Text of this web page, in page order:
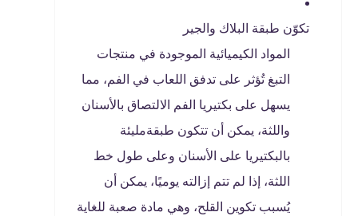
تكوّن طبقة البلاك والجير
المواد الكيميائية الموجودة في منتجات
التبغ تُؤثر على تدفق اللعاب في الفم، مما
يسهل على بكتيريا الفم الالتصاق بالأسنان
واللثة، يمكن أن تتكون طبقةمليئة
بالبكتيريا على الأسنان وعلى طول خط
اللثة، إذا لم تتم إزالته يوميًا، يمكن أن
يُسبب تكوين القلح، وهي مادة صعبة للغاية